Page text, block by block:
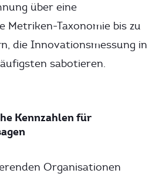
über eine
Metriken-Taxonomie bis zu
die Innovationsmessung in
sabotieren.
Kennzahlen für
Organisationen